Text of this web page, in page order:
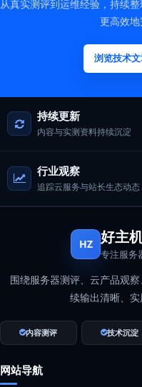
从真实测评到运维经验，持续
更高效地
浏览技术
持续更新
内容与实测资料持续沉淀
行业观察
追踪云服务与站长生态动态
HZ 好主
专注服务
围绕服务器测评、云产品观
续输出清晰、实
内容测评 技术沉淀
网站导航